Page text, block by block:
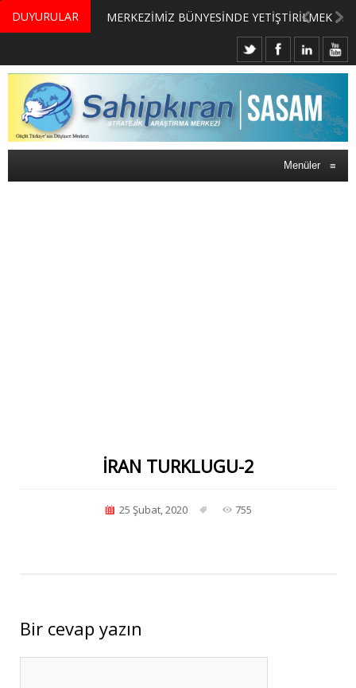
DUYURULAR MERKEZİMİZ BÜNYESİNDE YETİŞTİRİLMEK ÜZERE GÖNÜLLÜ ÜLKE MASASI UZMANI VE UZMAN ADAYLARI ARIYORUZ
Menüler ≡
IRAN TURKLUGU-2
25 Şubat, 2020 755
Bir cevap yazın